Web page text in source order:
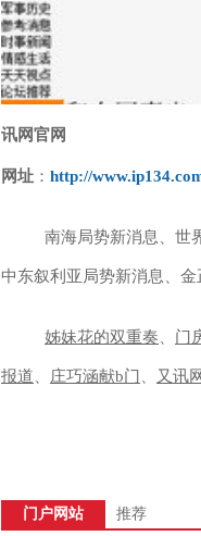
讯网官网
网址 ： http://
南海局势新消息、世
中东叙利亚局势新消息、金
姊妹花的双重奏 门
报道 庄巧涵献b门 又讯网
门户网站 推荐